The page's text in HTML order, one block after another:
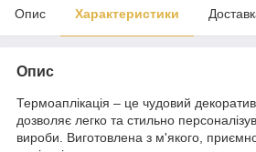
Опис Характеристики
Опис
Термоаплікація – це чудовий
дозволяє легко та стильно
вироби. Виготовлена з м'якого,